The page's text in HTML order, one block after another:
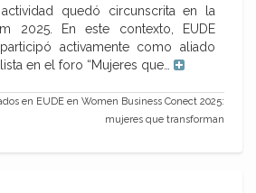
actividad quedó circunscrita en la
2025. En este contexto, EUDE
activamente como aliado
en el foro “Mujeres que…
en EUDE en Women Business Conect 2025:
mujeres que transforman